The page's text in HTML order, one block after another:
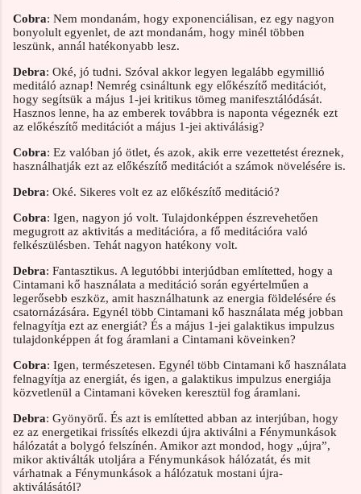
Cobra: Nem mondanám, hogy exponenciálisan, ez egy nagyon
bonyolult egyenlet, de azt mondanám, hogy minél többen
leszünk, annál hatékonyabb lesz.
Debra: Oké, jó tudni. Szóval akkor legyen legalább egymillió
meditáló aznap! Nemrég csináltunk egy előkészítő meditációt,
hogy segítsük a május 1-jei kritikus tömeg manifesztálódását.
Hasznos lenne, ha az emberek továbbra is naponta végeznék ezt
az előkészítő meditációt a május 1-jei aktiválásig?
Cobra: Ez valóban jó ötlet, és azok, akik erre vezettetést éreznek,
használhatják ezt az előkészítő meditációt a számok növelésére is.
Debra: Oké. Sikeres volt ez az előkészítő meditáció?
Cobra: Igen, nagyon jó volt. Tulajdonképpen észrevehetően
megugrott az aktivitás a meditációra, a fő meditációra való
felkészülésben. Tehát nagyon hatékony volt.
Debra: Fantasztikus. A legutóbbi interjúdban említetted, hogy a
Cintamani kő használata a meditáció során egyértelműen a
legerősebb eszköz, amit használhatunk az energia földelésére és
csatornázására. Egynél több Cintamani kő használata még jobban
felnagyítja ezt az energiát? És a május 1-jei galaktikus impulzus
tulajdonképpen át fog áramlani a Cintamani köveinken?
Cobra: Igen, természetesen. Egynél több Cintamani kő használata
felnagyítja az energiát, és igen, a galaktikus impulzus energiája
közvetlenül a Cintamani köveken keresztül fog áramlani.
Debra: Gyönyörű. És azt is említetted abban az interjúban, hogy
ez az energetikai frissítés elkezdi újra aktiválni a Fénymunkások
hálózatát a bolygó felszínén. Amikor azt mondod, hogy „újra”,
mikor aktiválták utoljára a Fénymunkások hálózatát, és mit
várhatnak a Fénymunkások a hálózatuk mostani újra-
aktiválásától?